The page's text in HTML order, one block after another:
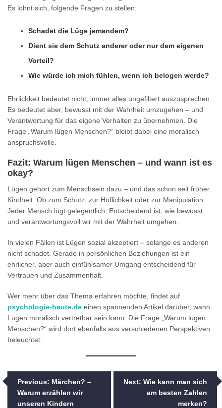
Es lohnt sich, folgende Fragen zu stellen:
Schadet die Lüge jemandem?
Dient sie dem Schutz anderer oder nur dem eigenen
Vorteil?
Wie würde ich mich fühlen, wenn ich belogen werde?
Ehrlichkeit bedeutet nicht, immer alles ungefiltert auszusprechen.
Es bedeutet aber, bewusst mit der Wahrheit umzugehen – und
Verantwortung für das eigene Verhalten zu übernehmen. Die
Frage „Warum lügen Menschen?“ bleibt dabei eine moralisch
anspruchsvolle.
Fazit: Warum lügen Menschen – und wann ist es
okay?
Lügen gehört zum Menschsein dazu – und das schon seit früher
Kindheit. Ob zum Schutz, zur Höflichkeit oder zur Manipulation:
Jeder Mensch lügt gelegentlich. Entscheidend ist, wie bewusst
und verantwortungsvoll wir mit der Wahrheit umgehen.
In vielen Fällen ist Lügen sozial akzeptiert – solange es anderen
nicht schadet. Gerade in persönlichen Beziehungen ist ein
ehrlicher, aber auch einfühlsamer Umgang entscheidend für
Vertrauen und Zusammenhalt.
Wer mehr über das Thema erfahren möchte, findet auf
psychologie-heute.de einen spannenden Artikel darüber, wann
Lügen moralisch vertretbar sein kann. Die Frage „Warum lügen
Menschen?“ wird dort ebenfalls aus verschiedenen Perspektiven
beleuchtet.
Beitragsnavigation
Previous: Märchen? –
Warum erzählen wir
unseren Kindern
Next: Wie kann man sich
am besten Zahlen
merken?